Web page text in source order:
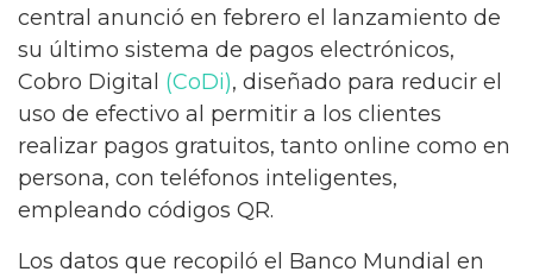
central anunció en febrero el lanzamiento de
su último sistema de pagos electrónicos,
Cobro Digital (CoDi), diseñado para reducir el
uso de efectivo al permitir a los clientes
realizar pagos gratuitos, tanto online como en
persona, con teléfonos inteligentes,
empleando códigos QR.
Los datos que recopiló el Banco Mundial en